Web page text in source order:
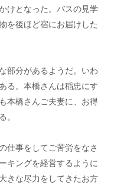
けとなった。バスの見学
を後ほど宿にお届けした
部分があるようだ。いわ
る。本橋さんは稲忠にす
本橋さんご夫妻に、お得
。
仕事をしてご苦労をなさ
キングを経営するように
きな尽力をしてきたお方